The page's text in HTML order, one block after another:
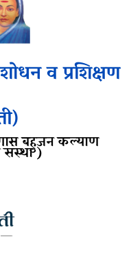
व प्रशिक्षण
बहुजन कल्याण
संस्था )